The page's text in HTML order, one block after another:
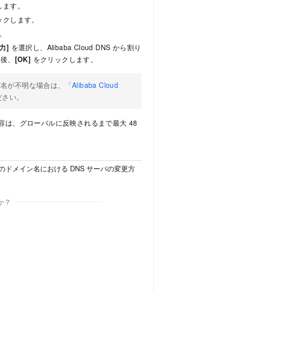
す。
します。
] を選択し、Alibaba Cloud DNS から割り
、 [OK] をクリックします。
が不明な場合は、「Alibaba Cloud
い。
は、グローバルに反映されるまで最大 48
ドメイン名における DNS サーバの変更方
？